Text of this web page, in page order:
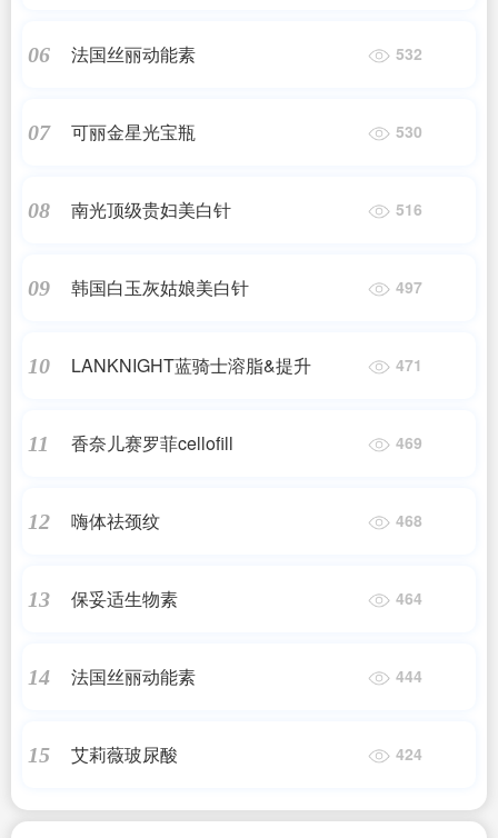
06 法国丝丽动能素 532
07 可丽金星光宝瓶 530
08 南光顶级贵妇美白针 516
09 韩国白玉灰姑娘美白针 497
10 LANKNIGHT蓝骑士溶脂&提升 471
11 香奈儿赛罗菲cellofill 469
12 嗨体祛颈纹 468
13 保妥适生物素 464
14 法国丝丽动能素 444
15 艾莉薇玻尿酸 424